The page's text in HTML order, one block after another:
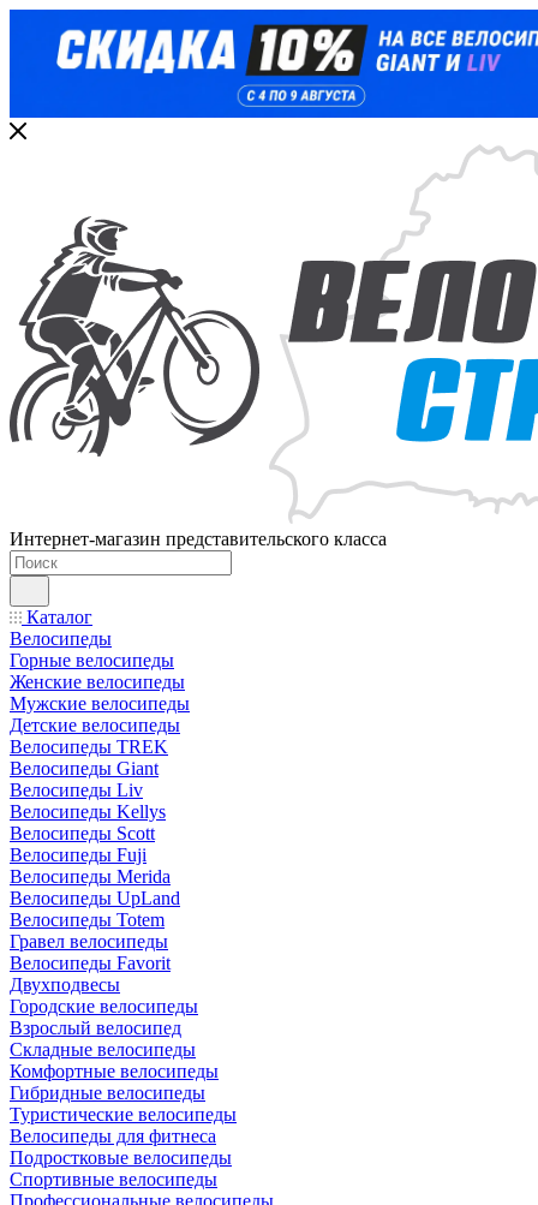
Интернет-магазин представительского класса
Каталог
Велосипеды
Горные велосипеды
Женские велосипеды
Мужские велосипеды
Детские велосипеды
Велосипеды TREK
Велосипеды Giant
Велосипеды Liv
Велосипеды Kellys
Велосипеды Scott
Велосипеды Fuji
Велосипеды Merida
Велосипеды UpLand
Велосипеды Totem
Гравел велосипеды
Велосипеды Favorit
Двухподвесы
Городские велосипеды
Взрослый велосипед
Складные велосипеды
Комфортные велосипеды
Гибридные велосипеды
Туристические велосипеды
Велосипеды для фитнеса
Подростковые велосипеды
Спортивные велосипеды
Профессиональные велосипеды